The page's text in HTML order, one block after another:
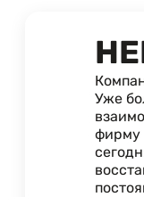
Уже
фирму